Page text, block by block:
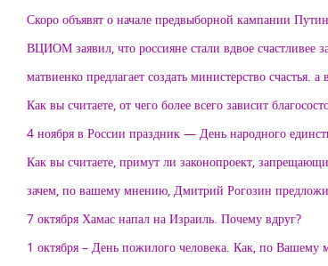
Скоро объявят о начале предвыборной кампании
ВЦИОМ заявил, что россияне стали вдвое
матвиенко предлагает создать министерство счастья.
Как вы считаете, от чего более всего зависит
4 ноября в России праздник — День народного
Как вы считаете, примут ли законопроект,
зачем, по вашему мнению, Дмитрий Рогозин
7 октября Хамас напал на Израиль. Почему вдруг?
1 октября – День пожилого человека. Как, по